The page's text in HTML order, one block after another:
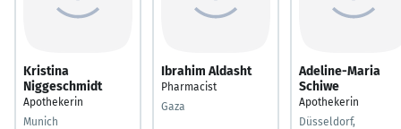
Kristina
Niggeschmidt
Apothekerin
Munich
Ibrahim Aldasht
Pharmacist
Gaza
Adeline-Maria
Schiwe
Apothekerin
Düsseldorf,